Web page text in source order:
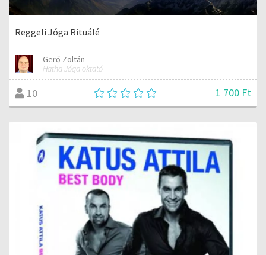
Reggeli Jóga Rituálé
Gerő Zoltán
Hatha Jóga oktató
10 1 700 Ft